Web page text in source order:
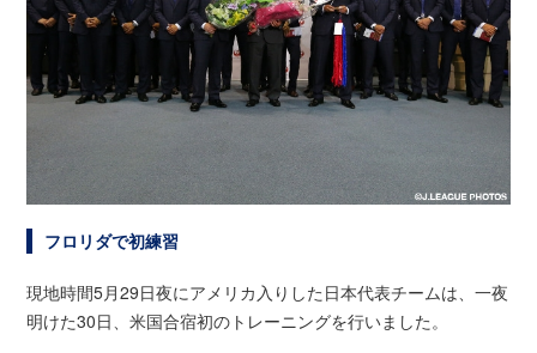
フロリダで初練習
現地時間5月29日夜にアメリカ入りした日本代表チームは、一夜
明けた30日、米国合宿初のトレーニングを行いました。